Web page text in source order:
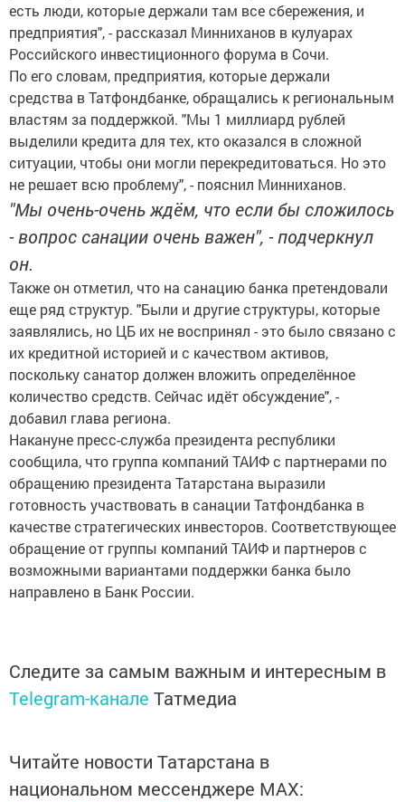
есть люди, которые держали там все сбережения, и
предприятия", - рассказал Минниханов в кулуарах
Российского инвестиционного форума в Сочи.
По его словам, предприятия, которые держали
средства в Татфондбанке, обращались к региональным
властям за поддержкой. "Мы 1 миллиард рублей
выделили кредита для тех, кто оказался в сложной
ситуации, чтобы они могли перекредитоваться. Но это
не решает всю проблему", - пояснил Минниханов.
"Мы очень-очень ждём, что если бы сложилось
- вопрос санации очень важен", - подчеркнул
он.
Также он отметил, что на санацию банка претендовали
еще ряд структур. "Были и другие структуры, которые
заявлялись, но ЦБ их не воспринял - это было связано с
их кредитной историей и с качеством активов,
поскольку санатор должен вложить определённое
количество средств. Сейчас идёт обсуждение", -
добавил глава региона.
Накануне пресс-служба президента республики
сообщила, что группа компаний ТАИФ с партнерами по
обращению президента Татарстана выразили
готовность участвовать в санации Татфондбанка в
качестве стратегических инвесторов. Соответствующее
обращение от группы компаний ТАИФ и партнеров с
возможными вариантами поддержки банка было
направлено в Банк России.
Следите за самым важным и интересным в
Telegram-канале Татмедиа
Читайте новости Татарстана в
национальном мессенджере MАХ: